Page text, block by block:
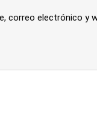
correo electrónico y